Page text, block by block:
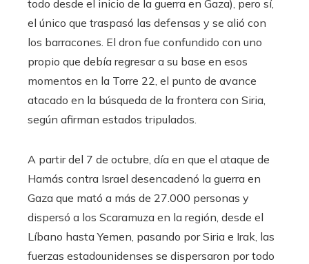
todo desde el inicio de la guerra en Gaza), pero sí,
el único que traspasó las defensas y se alió con
los barracones. El dron fue confundido con uno
propio que debía regresar a su base en esos
momentos en la Torre 22, el punto de avance
atacado en la búsqueda de la frontera con Siria,
según afirman estados tripulados.
A partir del 7 de octubre, día en que el ataque de
Hamás contra Israel desencadenó la guerra en
Gaza que mató a más de 27.000 personas y
dispersó a los Scaramuza en la región, desde el
Líbano hasta Yemen, pasando por Siria e Irak, las
fuerzas estadounidenses se dispersaron por todo